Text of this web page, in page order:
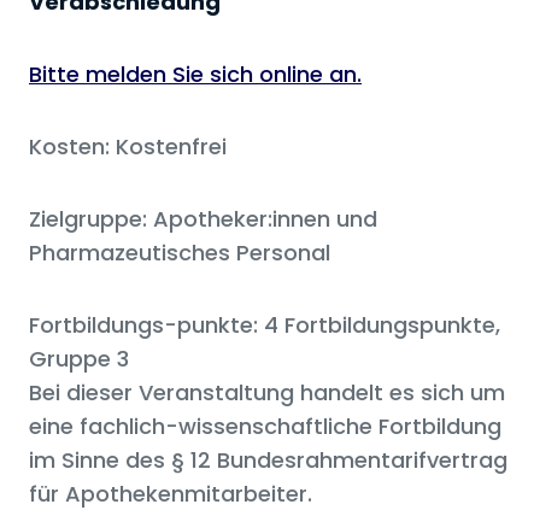
Bitte melden Sie sich online an.
Kosten: Kostenfrei
Zielgruppe: Apotheker:innen und
Pharmazeutisches Personal
Fortbildungs-punkte: 4 Fortbildungspunkte,
Gruppe 3
Bei dieser Veranstaltung handelt es sich um
eine fachlich-wissenschaftliche Fortbildung
im Sinne des § 12 Bundesrahmentarifvertrag
für Apothekenmitarbeiter.